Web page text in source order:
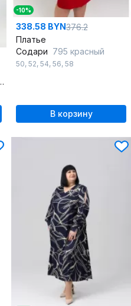
-10%
338.58 BYN376.2
Платье
Содари 795 красный
50, 52, 54, 56, 58
В корзину